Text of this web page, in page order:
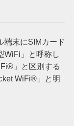
端末にSIMカード
WiFi」と呼称し
」と区別する
WiFi®︎」と明